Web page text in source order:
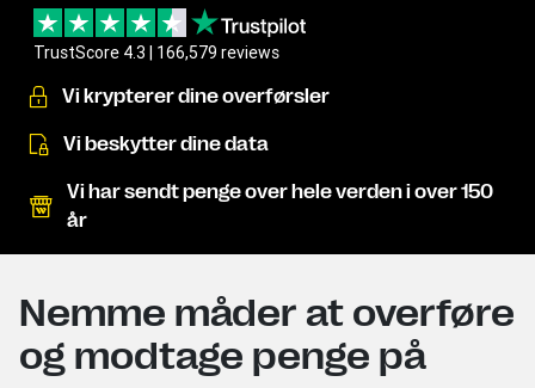
TrustScore 4.3 | 166,579 reviews
Vi krypterer dine overførsler
Vi beskytter dine data
Vi har sendt penge over hele verden i over 150
år
Nemme måder at overføre
og modtage penge på